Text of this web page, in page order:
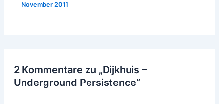
November 2011
2 Kommentare zu „Dijkhuis –
Underground Persistence“